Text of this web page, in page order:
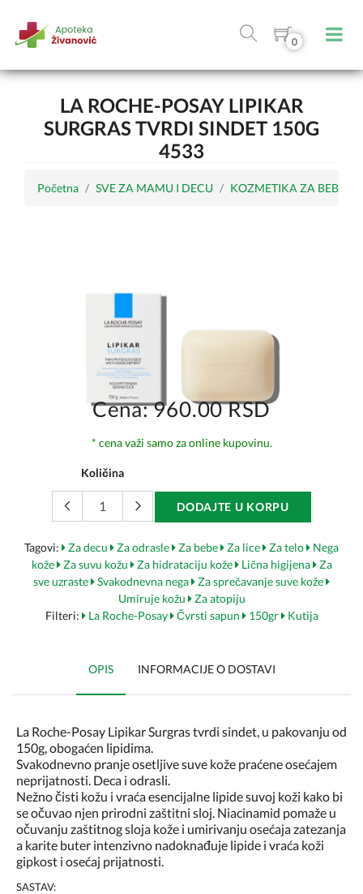
0
LA ROCHE-POSAY LIPIKAR
SURGRAS TVRDI SINDET 150G
4533
Početna SVE ZA MAMU I DECU KOZMETIKA ZA BEBE I
Cena: 960.00 RSD
* cena važi samo za online kupovinu.
Količina
DODAJTE U KORPU
Tagovi: Za decu Za odrasle Za bebe Za lice Za telo
Nega
kože Za suvu kožu Za hidrataciju kože Lična higijena Za
sve uzraste
Svakodnevna nega
Za sprečavanje suve kože
Umiruje kožu Za atopiju
Filteri: La Roche-Posay Čvrsti sapun 150gr Kutija
OPIS INFORMACIJE O DOSTAVI
La Roche-Posay Lipikar Surgras tvrdi sindet, u pakovanju od
150g, obogaćen lipidima.
Svakodnevno pranje osetljive suve kože praćene osećajem
neprijatnosti. Deca i odrasli.
Nežno čisti kožu i vraća esencijalne lipide suvoj koži kako bi
se očuvao njen prirodni zaštitni sloj. Niacinamid pomaže u
očuvanju zaštitnog sloja kože i umirivanju osećaja zatezanja
a karite buter intenzivno nadoknađuje lipide i vraća koži
gipkost i osećaj prijatnosti.
SASTAV: